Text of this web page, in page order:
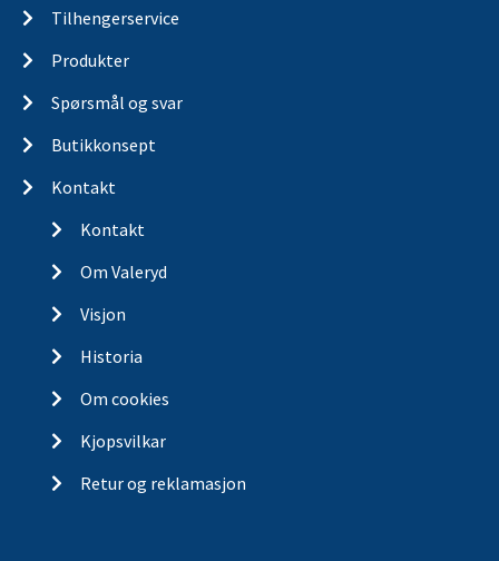
Tilhengerservice
Produkter
Spørsmål og svar
Butikkonsept
Kontakt
Kontakt
Om Valeryd
Visjon
Historia
Om cookies
Kjopsvilkar
Retur og reklamasjon